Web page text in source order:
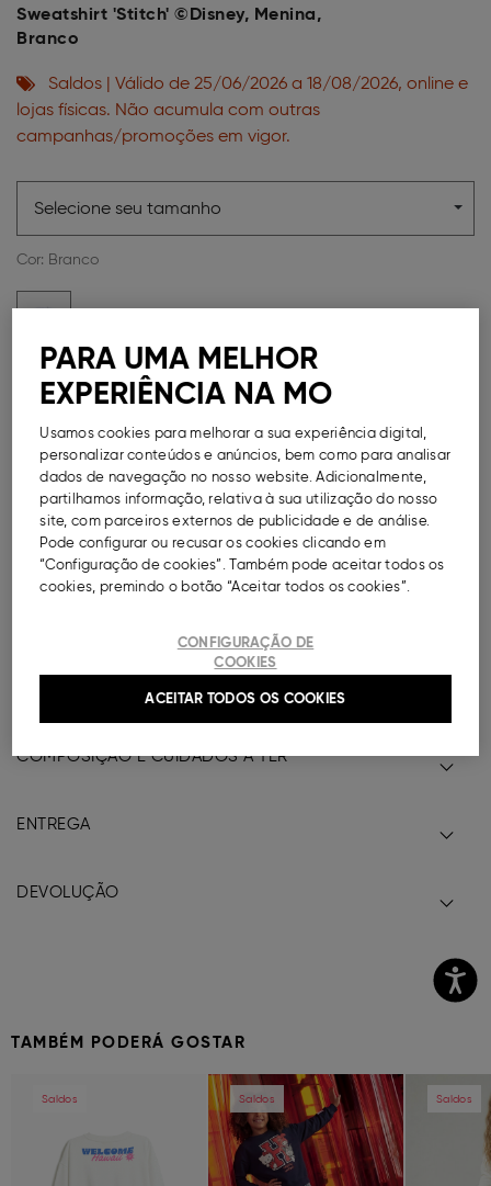
Sweatshirt 'Stitch' ©Disney, Menina,
Branco
Saldos | Válido de 25/06/2026 a 18/08/2026, online e
lojas físicas. Não acumula com outras
campanhas/promoções em vigor.
Selecione seu tamanho
Cor: Branco
Guia de Tamanhos
Métodos de Pagamento Disponíveis
DESCRIÇÃO
assim como os punhos e a base. Estampado alusivo à
personagem de animação 'Stitch', da 'Lilo e Stitch'.
000041152100041
COMPOSIÇÃO E CUIDADOS A TER
ENTREGA
DEVOLUÇÃO
TAMBÉM PODERÁ GOSTAR
Saldos
Next
Saldos
Previous Next
Saldos
Previous
PARA UMA MELHOR
EXPERIÊNCIA NA MO
Usamos cookies para melhorar a sua experiência digital,
personalizar conteúdos e anúncios, bem como para analisar
dados de navegação no nosso website. Adicionalmente,
partilhamos informação, relativa à sua utilização do nosso
site, com parceiros externos de publicidade e de análise.
Pode configurar ou recusar os cookies clicando em
“Configuração de cookies”. Também pode aceitar todos os
cookies, premindo o botão “Aceitar todos os cookies”.
CONFIGURAÇÃO DE
COOKIES
ACEITAR TODOS OS COOKIES